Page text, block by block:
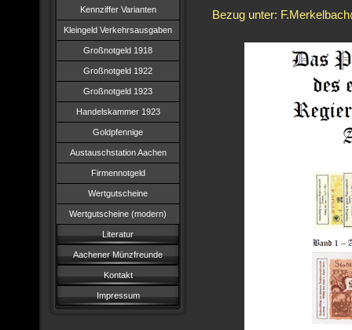
Kennziffer Varianten
Kleingeld Verkehrsausgaben
Großnotgeld 1918
Großnotgeld 1922
Großnotgeld 1923
Handelskammer 1923
Goldpfennige
Austauschstation Aachen
Firmennotgeld
Wertgutscheine
Wertgutscheine (modern)
Literatur
Aachener Münzfreunde
Kontakt
Impressum
Bezug unter: